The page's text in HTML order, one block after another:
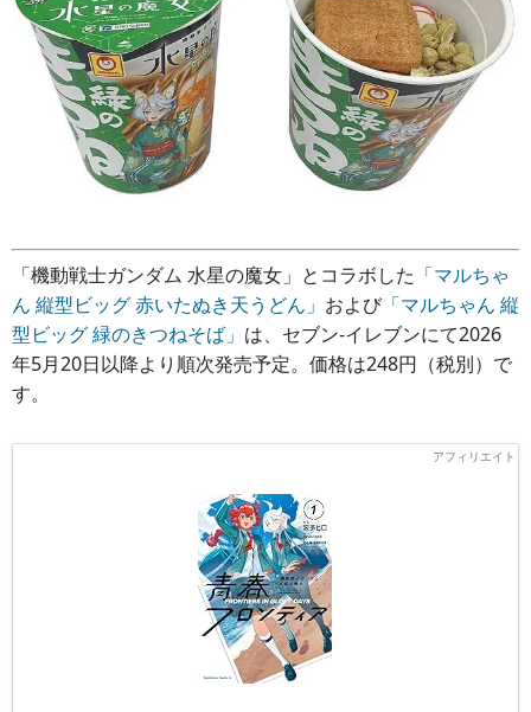
「機動戦士ガンダム 水星の魔女」とコラボした 「マルちゃ
ん 縦型ビッグ 赤いたぬき天うどん」 および「マルちゃん 縦
型ビッグ 緑のきつねそば」 は、セブン‐イレブンにて2026
年5月20日以降より順次発売予定。価格は248円（税別）で
す。